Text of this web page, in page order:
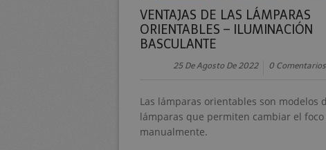
VENTAJAS DE LAS LÁMPARAS
ORIENTABLES – ILUMINACIÓN
BASCULANTE
25 De Agosto De 2022 0 Comentarios
Las lámparas orientables son modelos
lámparas que permiten cambiar el foco
manualmente.